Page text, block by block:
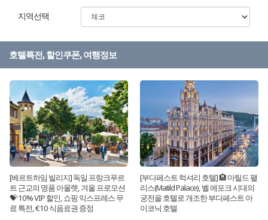
지역선택
호텔특전, 할인쿠폰, 여행정보
[베르트하임 빌리지] 독일 프랑크푸르
트 근교의 명품 아울렛, 겨울 프로모션
💝 10% VIP 할인, 쇼핑 익스프레스 무
료 특전, €10 식음료권 증정
[부다페스트 럭셔리 호텔] 🏨 마틸드 팰
리스(Matild Palace), 벨 에포크 시대의
궁전을 호텔로 개조한 부다페스트 아
이코닉 호텔